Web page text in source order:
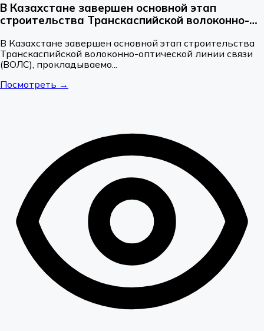
В Казахстане завершен основной этап
строительства Транскаспийской волоконно-
В Казахстане завершен основной этап строительства
Транскаспийской волоконно-оптической линии связи
(ВОЛС), прокладываемо...
Посмотреть →